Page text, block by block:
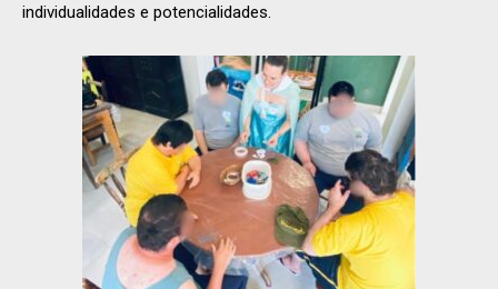
individualidades e potencialidades.